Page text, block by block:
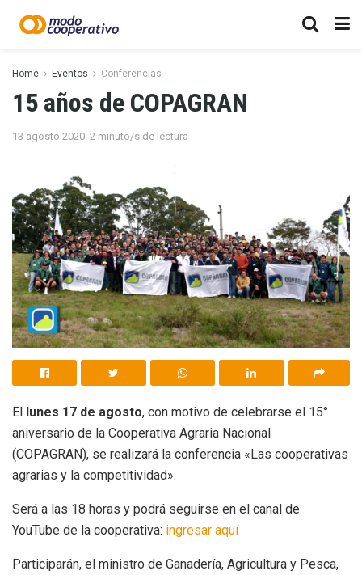
Home Eventos Conferencias
15 años de COPAGRAN
13 agosto 2020 2 minuto/s de lectura
El lunes 17 de agosto, con motivo de celebrarse el 15°
aniversario de la Cooperativa Agraria Nacional
(COPAGRAN), se realizará la conferencia «Las cooperativas
agrarias y la competitividad».
Será a las 18 horas y podrá seguirse en el canal de
YouTube de la cooperativa: ingresar aquí
Participarán, el ministro de Ganadería, Agricultura y Pesca,